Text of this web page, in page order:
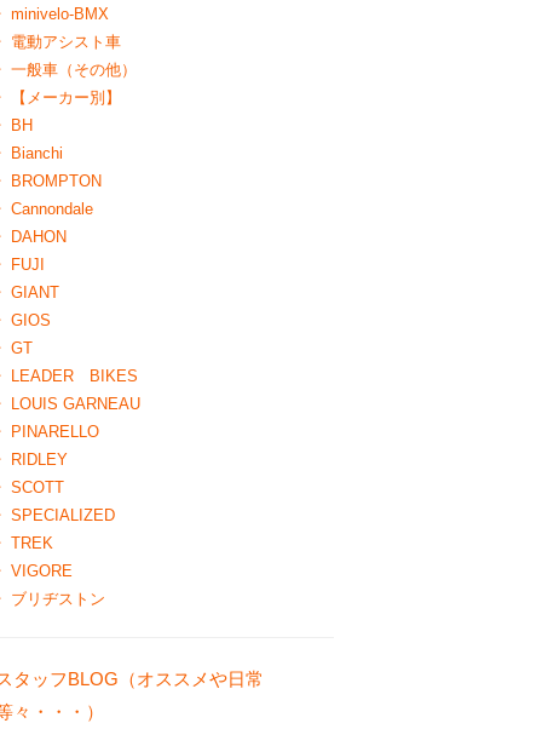
minivelo-BMX
電動アシスト車
一般車（その他）
【メーカー別】
BH
Bianchi
BROMPTON
Cannondale
DAHON
FUJI
GIANT
GIOS
GT
LEADER BIKES
LOUIS GARNEAU
PINARELLO
RIDLEY
SCOTT
SPECIALIZED
TREK
VIGORE
ブリヂストン
タッフBLOG（オススメや日常
々・・・）